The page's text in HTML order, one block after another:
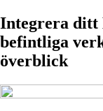
Integrera ditt
befintliga
överblick